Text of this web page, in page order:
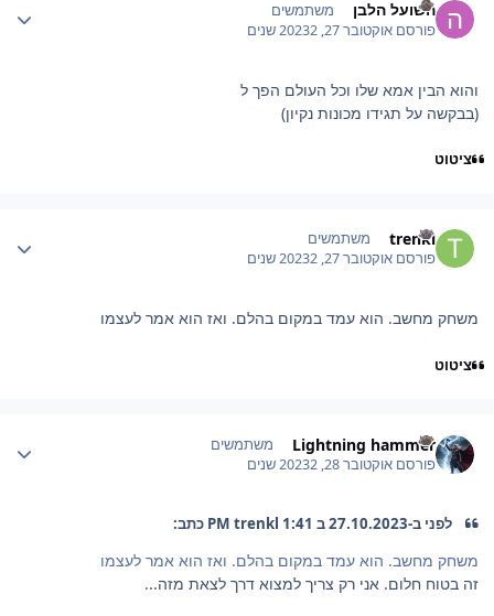
השועל הלבן משתמשים
פורסםאוקטובר 27, 2023 2 שנים
והוא הבין אמא שלו וכל העולם הפך ל
(בבקשה על תגידו מכונות נקיון)
ציטוט
trenkl משתמשים
פורסםאוקטובר 27, 2023 2 שנים
משחק מחשב. הוא עמד במקום בהלם. ואז הוא אמר לעצמו
ציטוט
Lightning hammer משתמשים
פורסםאוקטובר 28, 2023 2 שנים
לפני ב-27.10.2023 ב 1:41 PM trenkl כתב:
משחק מחשב. הוא עמד במקום בהלם. ואז הוא אמר לעצמו
זה בטוח חלום. אני רק צריך למצוא דרך לצאת מזה...